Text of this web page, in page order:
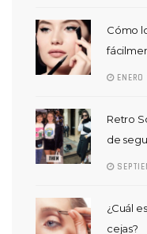
Cómo
ENERO
Retro
de
¿Cuál
cejas?